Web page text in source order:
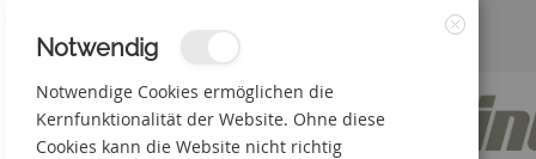
Inhalt
springen
3% Online-Rabatt +49(0) 50 66 98 09-0
Notwendig
Notwendige Cookies ermöglichen die
Kernfunktionalität der Website. Ohne diese
Cookies kann die Website nicht richtig